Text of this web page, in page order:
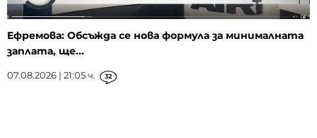
Ефремова: Обсъжда се нова формула за минималната
заплата, ще...
07.08.2026 | 21:05 ч. 32